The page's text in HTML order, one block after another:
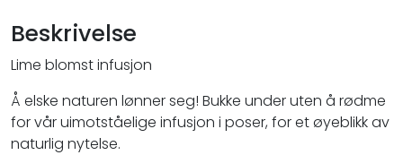
Beskrivelse
Lime blomst infusjon
Å elske naturen lønner seg! Bukke under uten å rødme
for vår uimotståelige infusjon i poser, for et øyeblikk av
naturlig nytelse.